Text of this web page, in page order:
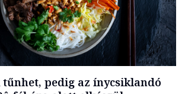
pedig az ínycsiklandó